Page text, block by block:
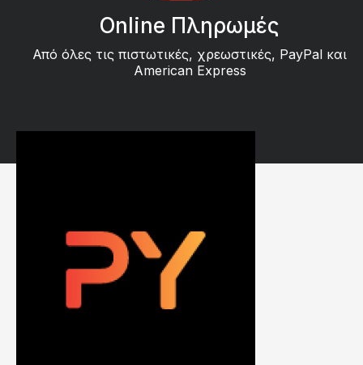
Online Πληρωμές
Από όλες τις πιστωτικές, χρεωστικές, PayPal και
American Express